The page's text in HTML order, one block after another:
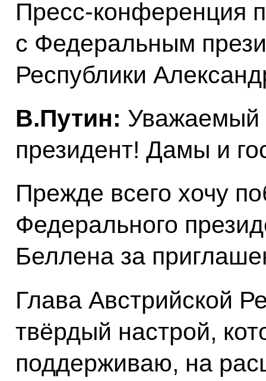
Пресс-конференция
с Федеральным
Республики
В.Путин: Уважаемый
президент! Дамы и
Прежде всего хочу
Федерального
Беллена за
Глава Австрийской
твёрдый настрой,
поддерживаю, на